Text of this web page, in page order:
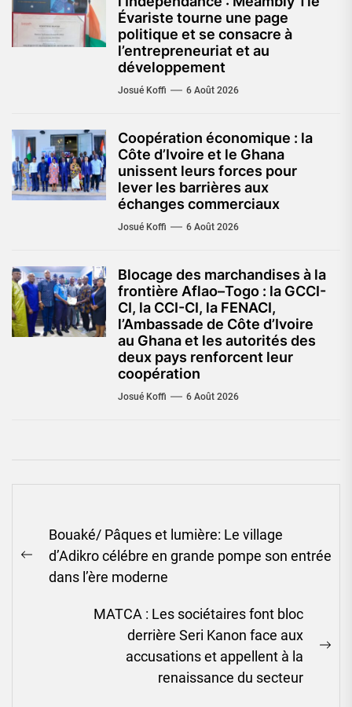
Évariste tourne une page
politique et se consacre à
l’entrepreneuriat et au
développement
Josué Koffi 6 Août 2026
Coopération économique : la
Côte d’Ivoire et le Ghana
unissent leurs forces pour
lever les barrières aux
échanges commerciaux
Josué Koffi 6 Août 2026
Blocage des marchandises à la
frontière Aflao–Togo : la GCCI-
CI, la CCI-CI, la FENACI,
l’Ambassade de Côte d’Ivoire
au Ghana et les autorités des
deux pays renforcent leur
coopération
Josué Koffi 6 Août 2026
de
l’article
Previous
post:
Bouaké/ Pâques et lumière: Le village
d’Adikro célébre en grande pompe son entrée
dans l’ère moderne
MATCA : Les sociétaires font bloc
derrière Seri Kanon face aux
accusations et appellent à la
renaissance du secteur